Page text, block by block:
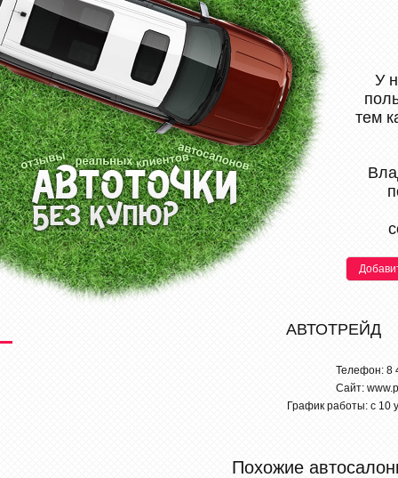
У
тем
АВТОТРЕЙД
Телефон: 8
Сайт:
График работы: с 10
Похожие